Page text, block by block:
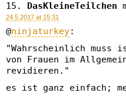
DasKleineTeilchen
24.5.2017 at 15:31
@ninjaturkey:
"Wahrscheinlich muss
von Frauen im
revidieren."
es ist ganz einfach;